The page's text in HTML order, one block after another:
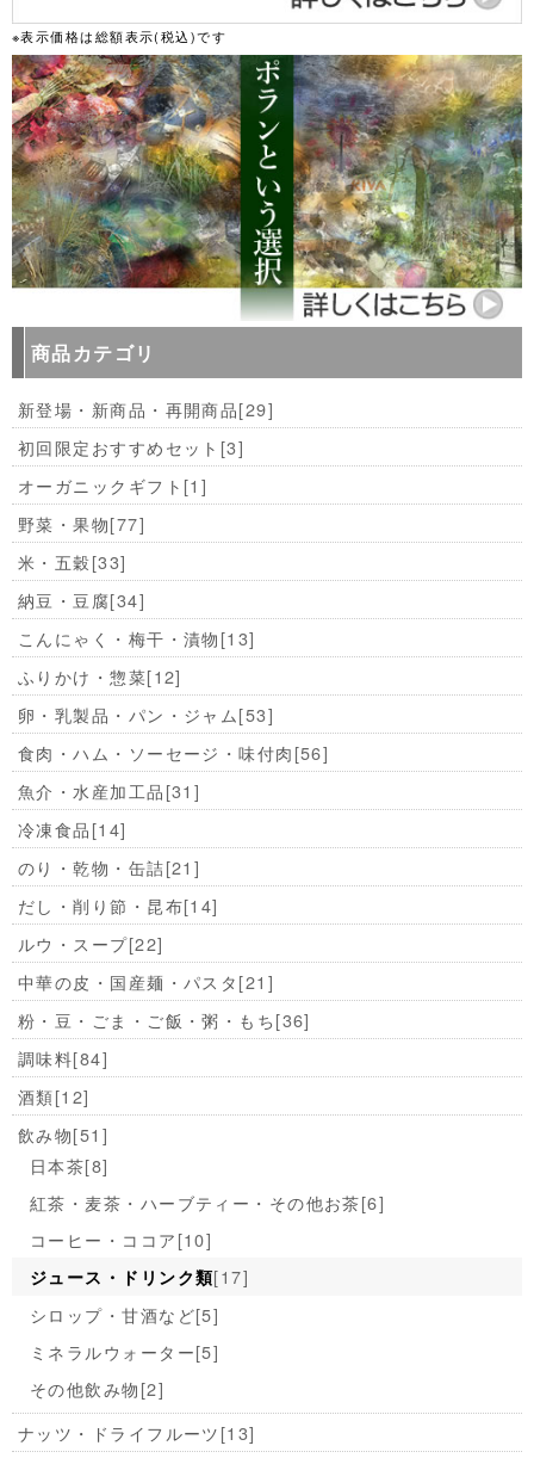
※表示価格は総額表示(税込)です
商品カテゴリ
新登場・新商品・再開商品[29]
初回限定おすすめセット [3]
オーガニックギフト [1]
野菜・果物[77]
米・五穀[33]
納豆・豆腐[34]
こんにゃく・梅干・漬物[13]
ふりかけ・惣菜[12]
卵・乳製品・パン・ジャム[53]
食肉・ハム・ソーセージ・味付肉[56]
魚介・水産加工品[31]
冷凍食品[14]
のり・乾物・缶詰[21]
だし・削り節・昆布[14]
ルウ・スープ[22]
中華の皮・国産麺・パスタ[21]
粉・豆・ごま・ご飯・粥・もち[36]
調味料[84]
酒類[12]
飲み物[51]
日本茶[8]
紅茶・麦茶・ハーブティー・その他お茶[6]
コーヒー・ココア[10]
ジュース・ドリンク類[17]
シロップ・甘酒など[5]
ミネラルウォーター[5]
その他飲み物[2]
ナッツ・ドライフルーツ[13]